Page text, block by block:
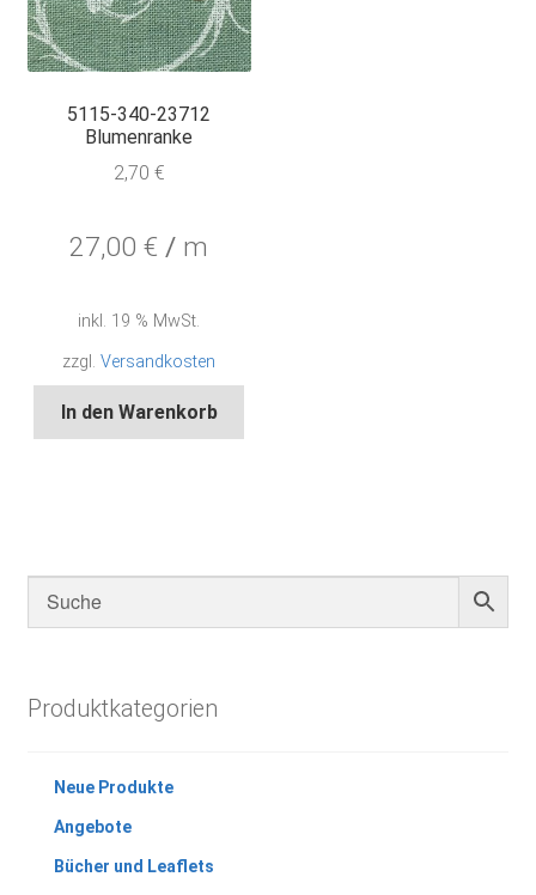
5115-340-23712
Blumenranke
2,70 €
27,00€ / m
inkl. 19 % MwSt.
zzgl.Versandkosten
In den Warenkorb
Produktkategorien
Neue Produkte
Angebote
Bücher und Leaflets